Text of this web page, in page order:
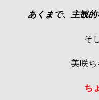
あくまで、主観
そ
美咲ち
ち